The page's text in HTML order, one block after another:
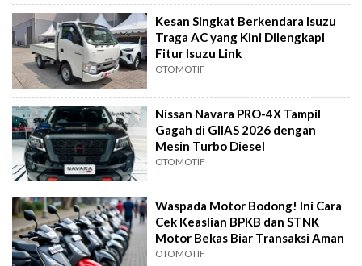
Kesan Singkat Berkendara Isuzu
Traga AC yang Kini Dilengkapi
Fitur Isuzu Link
OTOMOTIF
Nissan Navara PRO-4X Tampil
Gagah di GIIAS 2026 dengan
Mesin Turbo Diesel
OTOMOTIF
Waspada Motor Bodong! Ini Cara
Cek Keaslian BPKB dan STNK
Motor Bekas Biar Transaksi Aman
OTOMOTIF